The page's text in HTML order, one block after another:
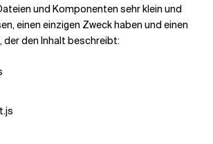
und Komponenten sehr klein und
einen einzigen Zweck haben und einen
der den Inhalt beschreibt: